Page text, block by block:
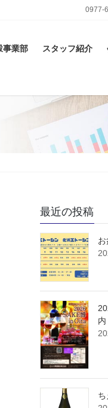
0977-
事業部 スタッフ紹介
最近の投稿
内